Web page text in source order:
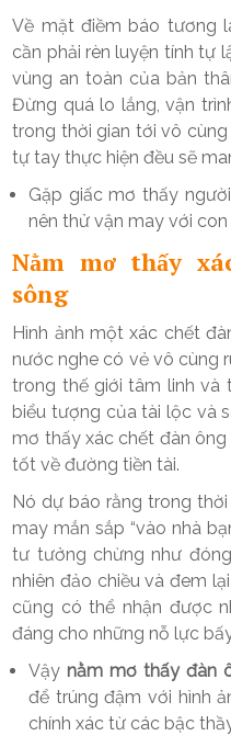
Về mặt điềm báo tương
cần phải rèn luyện tính tự
vùng an toàn của bản
Đừng quá lo lắng, vận
trong thời gian tới vô
tự tay thực hiện đều sẽ
Gặp giấc mơ thấy
nên thử vận may với
Nằm mơ thấy
sông
Hình ảnh một xác chết
nước nghe có vẻ vô cùng
trong thế giới tâm linh và
biểu tượng của tài lộc và
mơ thấy xác chết đàn
tốt về đường tiền tài.
Nó dự báo rằng trong
may mắn sắp “vào nhà
tư tưởng chừng như
nhiên đảo chiều và đem
cũng có thể nhận được
đáng cho những nỗ lực
Vậy nằm mơ thấy đàn
để trúng đậm với hình
chính xác từ các bậc